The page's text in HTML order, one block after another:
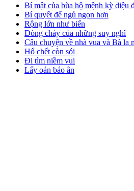
Bí mật của bùa hộ mệnh kỳ diệu
Bí quyết để ngủ ngon hơn
Rộng lớn như biển
Dòng chảy của những suy nghĩ
Câu chuyện về nhà vua và Bà la
Hổ chết còn sói
Đi tìm niềm vui
Lấy oán báo ân